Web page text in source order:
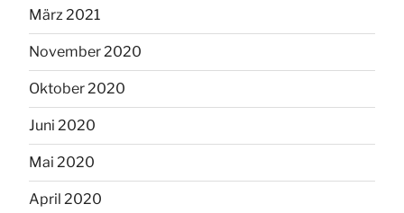
März 2021
November 2020
Oktober 2020
Juni 2020
Mai 2020
April 2020